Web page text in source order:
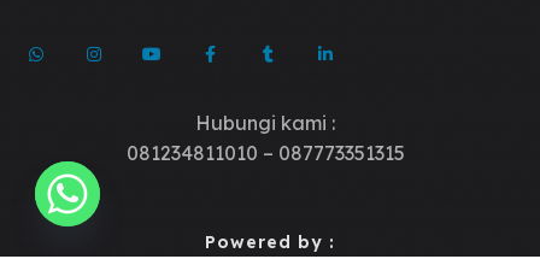
Hubungi kami :
081234811010 – 087773351315
Powered by :